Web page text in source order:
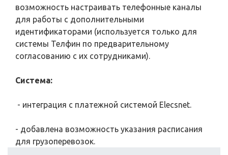
возможность настраивать телефонные каналы
для работы с дополнительными
идентификаторами (используется только для
системы Телфин по предварительному
согласованию с их сотрудниками).
Система:
- интеграция с платежной системой Elecsnet.
- добавлена возможность указания расписания
для грузоперевозок.